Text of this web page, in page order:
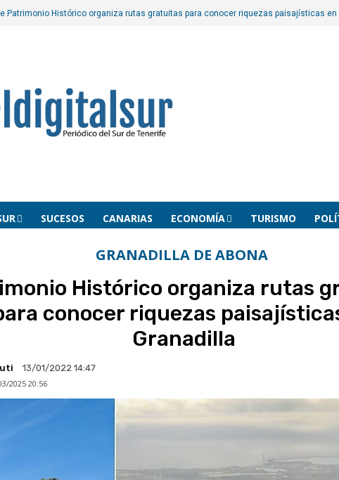
Patrimonio Histórico organiza rutas gratuitas para conocer riquezas paisajísticas en
SUCESOS CANARIAS ECONOMÍA TURISMO
GRANADILLA DE ABONA
Histórico organiza rutas
conocer riquezas
Granadilla
13/01/2022 14:47
2025 20:56